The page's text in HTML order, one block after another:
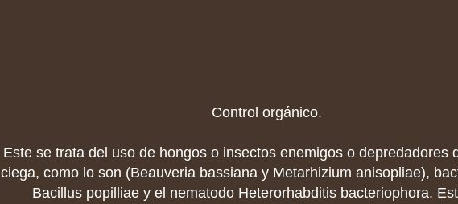
Control orgánico.
Este se trata del uso de hongos o insectos enemigos o depredadores
ciega, como lo son (Beauveria bassiana y Metarhizium anisopliae),
Bacillus popilliae y el nematodo Heterorhabditis bacteriophora.